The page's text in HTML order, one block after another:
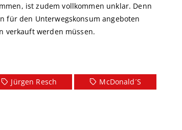
ist zudem vollkommen unklar. Denn
für den Unterwegskonsum angeboten
verkauft werden müssen.
Jürgen Resch McDonald´s